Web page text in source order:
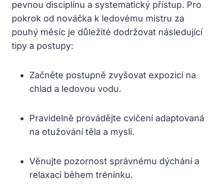
pevnou disciplínu a systematický přístup. Pro
pokrok od nováčka k ledovému mistru za
pouhý měsíc je důležité dodržovat následující
tipy a postupy:
Začněte postupně zvyšovat expozici na
chlad a ledovou vodu.
Pravidelně provádějte cvičení adaptovaná
na otužování těla a mysli.
Věnujte pozornost správnému dýchání a
relaxaci během tréninku.